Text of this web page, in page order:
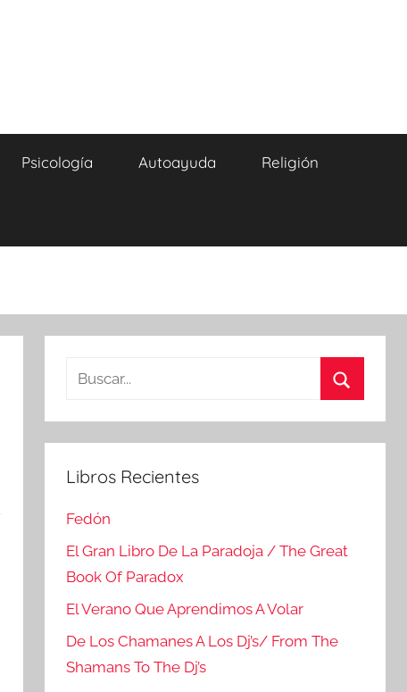
Psicología Autoayuda Religión
Buscar:
Libros Recientes
Fedón
El Gran Libro De La Paradoja / The Great
Book Of Paradox
El Verano Que Aprendimos A Volar
De Los Chamanes A Los Dj’s/ From The
Shamans To The Dj’s